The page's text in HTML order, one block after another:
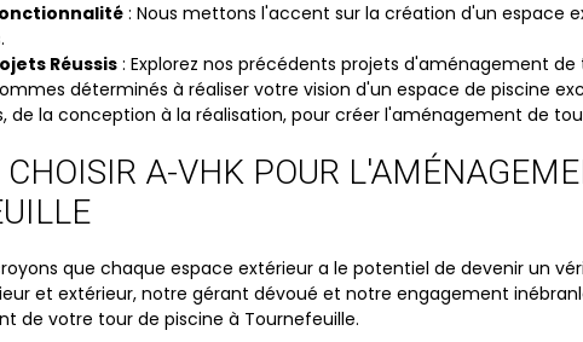
: Nous mettons l'accent sur la création d'un espace
Réussis : Explorez nos précédents projets d'aménagement
déterminés à réaliser votre vision d'un espace de piscine
de la conception à la réalisation, pour créer l'aménagement de
CHOISIR A-VHK POUR
que chaque espace extérieur a le potentiel de devenir un
et extérieur, notre gérant dévoué et notre engagement
de votre tour de piscine à Tournefeuille.